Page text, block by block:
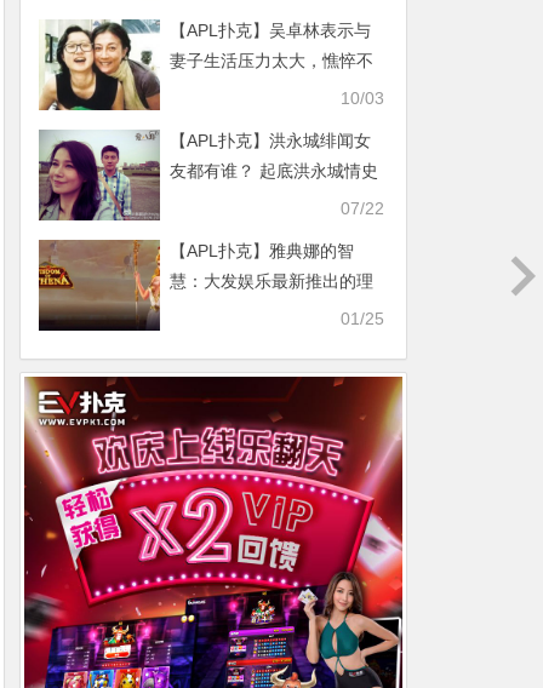
【APL扑克】吴卓林表示与
妻子生活压力太大，憔悴不
10/03
【APL扑克】洪永城绯闻女
友都有谁？ 起底洪永城情史
07/22
【APL扑克】雅典娜的智
慧：大发娱乐最新推出的理
01/25